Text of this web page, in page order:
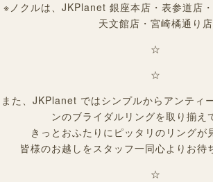
※ノクルは、JKPlanet 銀座本店・表参道店
天文館店・宮崎橘通り店
☆
☆
また、JKPlanet ではシンプルからアンティ
ンのブライダルリングを取り揃え
きっとおふたりにピッタリのリングが
皆様のお越しをスタッフ一同心よりお待
☆